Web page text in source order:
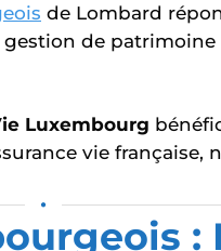
de Lombard
de
Luxembourg
vie française,
•
: